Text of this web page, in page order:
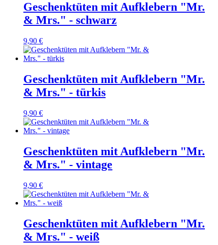
Geschenktüten mit Aufklebern "Mr.
& Mrs." - schwarz
9,90 €
Geschenktüten mit Aufklebern "Mr.
& Mrs." - türkis
9,90 €
Geschenktüten mit Aufklebern "Mr.
& Mrs." - vintage
9,90 €
Geschenktüten mit Aufklebern "Mr.
& Mrs." - weiß